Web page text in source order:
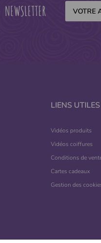
NEWSLETTER
LIENS UTILES
Vidéos produits
Vidéos coiffures
Conditions de
Cartes cadeaux
Gestion des